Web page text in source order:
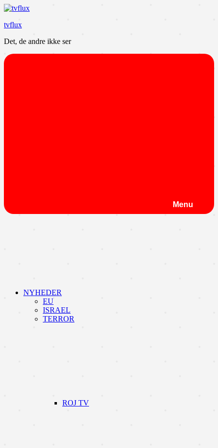
Videre
indhold
tvflux
Det, de andre ikke ser
Menu
NYHEDER
EU
ISRAEL
TERROR
ROJ TV